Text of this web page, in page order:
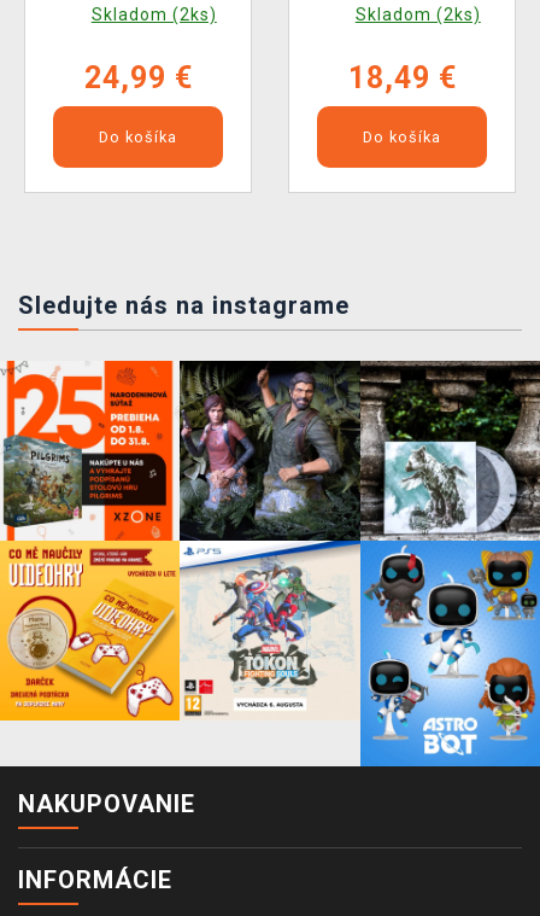
Skladom (2ks)
24,99 €
Do košíka
Skladom (2ks)
18,49 €
Do košíka
Sledujte nás na instagrame
NAKUPOVANIE
INFORMÁCIE